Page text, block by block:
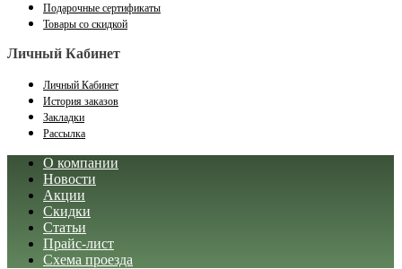
Подарочные сертификаты
Товары со скидкой
Личный Кабинет
Личный Кабинет
История заказов
Закладки
Рассылка
О компании
Новости
Акции
Скидки
Статьи
Прайс-лист
Схема проезда